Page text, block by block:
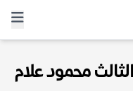
محمود علام